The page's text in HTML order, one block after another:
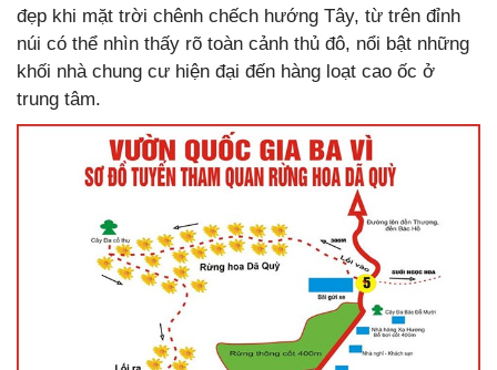
đẹp khi mặt trời chênh chếch hướng Tây, từ trên đỉnh
núi có thể nhìn thấy rõ toàn cảnh thủ đô, nổi bật những
khối nhà chung cư hiện đại đến hàng loạt cao ốc ở
trung tâm.